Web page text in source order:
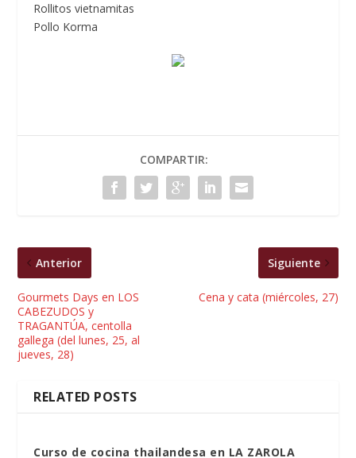
Rollitos vietnamitas
Pollo Korma
COMPARTIR:
Anterior
Gourmets Days en LOS
CABEZUDOS y
TRAGANTÚA, centolla
gallega (del lunes, 25, al
jueves, 28)
Siguiente
Cena y cata (miércoles, 27)
RELATED POSTS
Curso de cocina thailandesa en LA ZAROLA